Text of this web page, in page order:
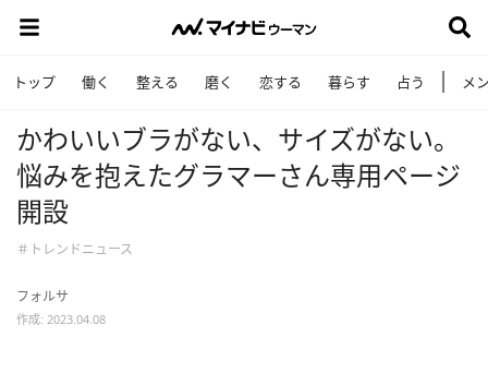
トップ 働く 整える 磨く 恋する 暮らす 占う メ
かわいいブラがない、サイズがない。
悩みを抱えたグラマーさん専用ページ
開設
＃トレンドニュース
フォルサ
作成: 2023.04.08